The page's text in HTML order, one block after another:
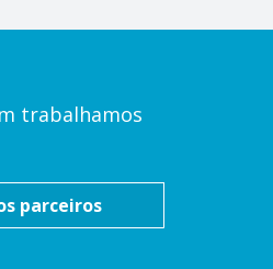
trabalhamos
parceiros